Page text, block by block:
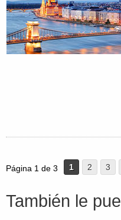
Página 1 de 3 1 2 3
También le